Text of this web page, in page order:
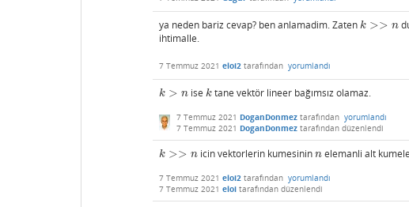
ya neden bariz cevap? ben anlamadim. Zaten k >> n
k>>n
ihtimalle.
7 Temmuz 2021 eloi2 tarafından yorumlandı
k > n
k> n isek
k tane vektör lineer bağımsız olamaz.
7 Temmuz 2021 DoganDonmez tarafından yorumlandı
7 Temmuz 2021 DoganDonmez tarafından düzenlendi
k >> n
k>>n icin vektorlerin kumesininn
n elemanli alt
7 Temmuz 2021 eloi2 tarafından yorumlandı
7 Temmuz 2021 eloi tarafından düzenlendi